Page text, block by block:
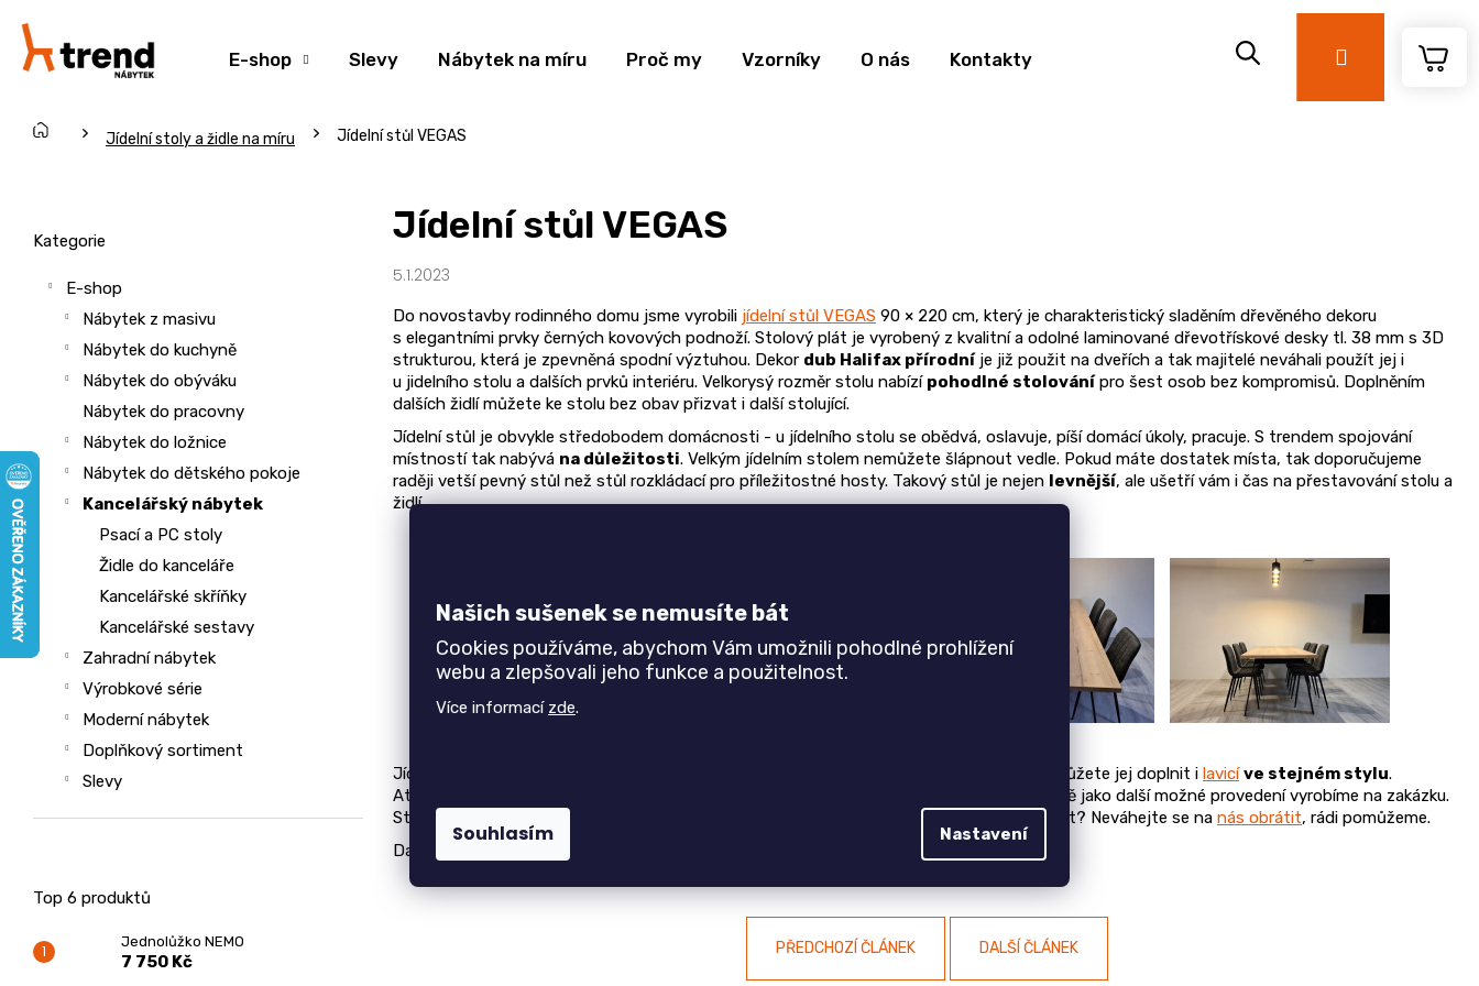
Našich sušenek se nemusíte bát
Cookies používáme, abychom Vám umožnili pohodlné prohlížení
webu a zlepšovali jeho funkce a použitelnost.
Více informací zde.
Nastavení
Souhlasím
obsah
E-shop Slevy Nábytek na míru Proč my Vzorníky O nás Kontakty
Domů Jídelní stoly a židle na míru Jídelní stůl VEGAS
a
n
e
l
Přeskočit
Kategorie
E-shop
Nábytek z masivu
Nábytek do kuchyně
Nábytek do obýváku
Nábytek do pracovny
Nábytek do ložnice
Nábytek do dětského pokoje
Kancelářský nábytek
Psací a PC stoly
Židle do kanceláře
Kancelářské skříňky
Kancelářské sestavy
Zahradní nábytek
Výrobkové série
Moderní nábytek
Doplňkový sortiment
Slevy
Top 6 produktů
Jednolůžko NEMO
7 750 Kč
Jídelní stůl VEGAS
5.1.2023
Do novostavby rodinného domu jsme vyrobili jídelní stůl VEGAS 90 × 220 cm, který je charakteristický sladěním dřevěného dekoru
s elegantními prvky černých kovových podnoží. Stolový plát je vyrobený z kvalitní a odolné laminované dřevotřískové desky tl. 38 mm s 3D
strukturou, která je zpevněná spodní výztuhou. Dekor dub Halifax přírodníje již použit na dveřích a tak majitelé neváhali použít jej i
u jidelního stolu a dalších prvků interiéru. Velkorysý rozměr stolu nabízí pohodlné stolovánípro šest osob bez kompromisů. Doplněním
dalších židlí můžete ke stolu bez obav přizvat i další stolující.
Jídelní stůl je obvykle středobodem domácnosti - u jídelního stolu se obědvá, oslavuje, píší domácí úkoly, pracuje. S trendem spojování
místností tak nabývá na důležitosti. Velkým jídelním stolem nemůžete šlápnout vedle. Pokud máte dostatek místa, tak doporučujeme
raději vetší pevný stůl než stůl rozkládací pro příležitostné hosty. Takový stůl je nejen levnější, ale ušetří vám i čas na přestavování stolu a
židlí.
Jídelní stůl VEGAS nabízíme i s a můžete jej doplnit i lavicí ve stejném stylu.
Atypické rozměry jídelního stolu VEGAS, jiné barvy kovové podnože a dekory dřeva, stejně jako další možné provedení vyrobíme na zakázku.
Stačí, když se na nás obrátíte s poptávkou. Nevíte si rady s výběrem? Potřebujete poradit? Neváhejte se na nás obrátit, rádi pomůžeme.
Další
PŘEDCHOZÍ ČLÁNEK DALŠÍ ČLÁNEK
Zpět
obchodu
Zpět
obchodu
C
o
t
e
n
a
j
í
t
?
D
o